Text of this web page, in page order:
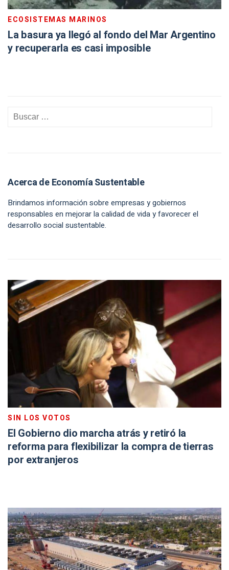
ECOSISTEMAS MARINOS
La basura ya llegó al fondo del Mar Argentino
y recuperarla es casi imposible
Acerca de Economía Sustentable
Brindamos información sobre empresas y gobiernos
responsables en mejorar la calidad de vida y favorecer el
desarrollo social sustentable.
SIN LOS VOTOS
El Gobierno dio marcha atrás y retiró la
reforma para flexibilizar la compra de tierras
por extranjeros